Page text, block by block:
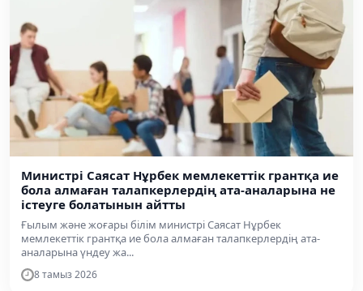
Министрі Саясат Нұрбек мемлекеттік грантқа ие
бола алмаған талапкерлердің ата-аналарына не
істеуге болатынын айтты
Ғылым және жоғары білім министрі Саясат Нұрбек
мемлекеттік грантқа ие бола алмаған талапкерлердің ата-
аналарына үндеу жа...
8 тамыз 2026